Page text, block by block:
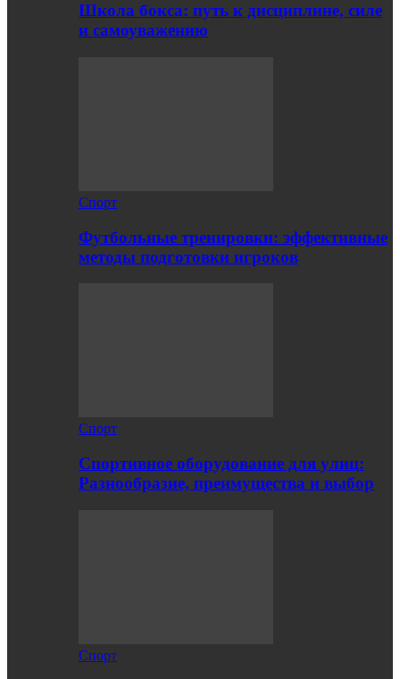
Школа бокса: путь к дисциплине, силе
и самоуважению
Спорт
Футбольные тренировки: эффективные
методы подготовки игроков
Спорт
Спортивное оборудование для улиц:
Разнообразие, преимущества и выбор
Спорт